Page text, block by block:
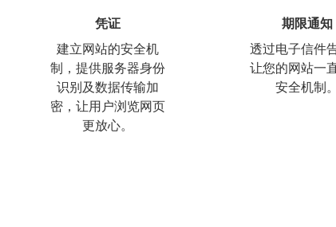
凭证
建立网站的安全机
制，提供服务器身份
识别及数据传输加
密，让用户浏览网页
更放心。
期限通知
透过电子信件
让您的网站一
安全机制。